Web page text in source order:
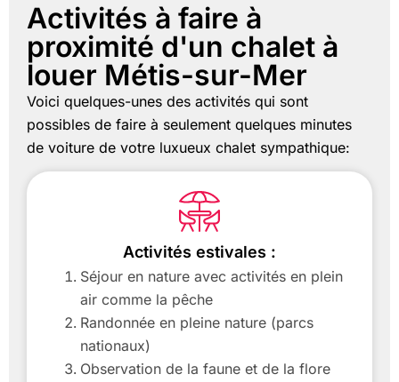
Activités à faire à
proximité d'un chalet à
louer Métis-sur-Mer
Voici quelques-unes des activités qui sont
possibles de faire à seulement quelques minutes
de voiture de votre luxueux chalet sympathique:
Activités estivales :
Séjour en nature avec activités en plein
air comme la pêche
Randonnée en pleine nature (parcs
nationaux)
Observation de la faune et de la flore